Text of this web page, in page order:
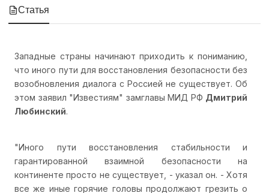
Статья
Западные страны начинают приходить к пониманию,
что иного пути для восстановления безопасности без
возобновления диалога с Россией не существует. Об
этом заявил "Известиям" замглавы МИД РФ Дмитрий
Любинский.
"Иного пути восстановления стабильности и
гарантированной взаимной безопасности на
континенте просто не существует, - указал он. - Хотя
все же иные горячие головы продолжают грезить о